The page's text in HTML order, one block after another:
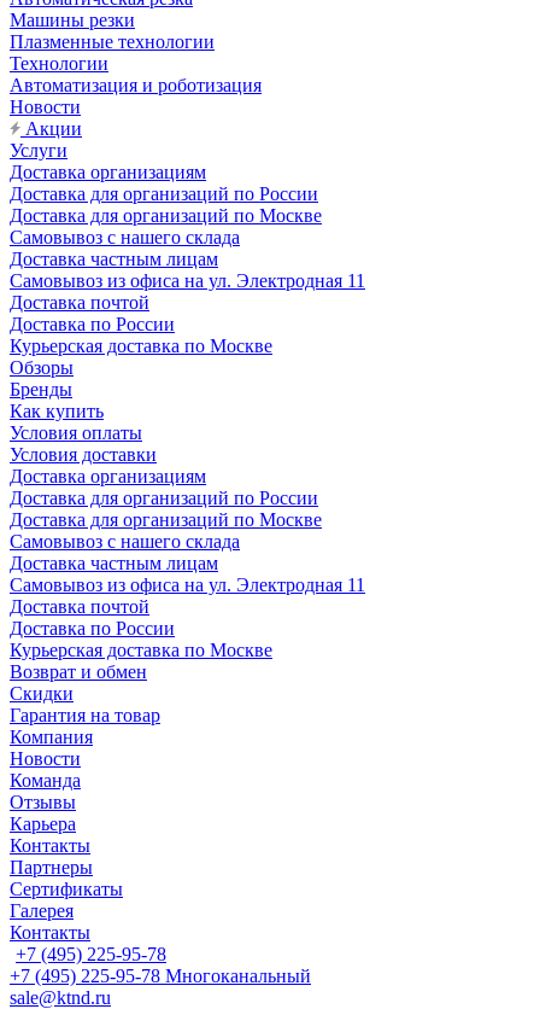
Машины резки
Плазменные технологии
Технологии
Автоматизация и роботизация
Новости
Акции
Услуги
Доставка организациям
Доставка для организаций по России
Доставка для организаций по Москве
Самовывоз с нашего склада
Доставка частным лицам
Самовывоз из офиса на ул. Электродная 11
Доставка почтой
Доставка по России
Курьерская доставка по Москве
Обзоры
Бренды
Как купить
Условия оплаты
Условия доставки
Доставка организациям
Доставка для организаций по России
Доставка для организаций по Москве
Самовывоз с нашего склада
Доставка частным лицам
Самовывоз из офиса на ул. Электродная 11
Доставка почтой
Доставка по России
Курьерская доставка по Москве
Возврат и обмен
Скидки
Гарантия на товар
Компания
Новости
Команда
Отзывы
Карьера
Контакты
Партнеры
Сертификаты
Галерея
Контакты
+7 (495) 225-95-78
+7 (495) 225-95-78 Многоканальный
sale@ktnd.ru